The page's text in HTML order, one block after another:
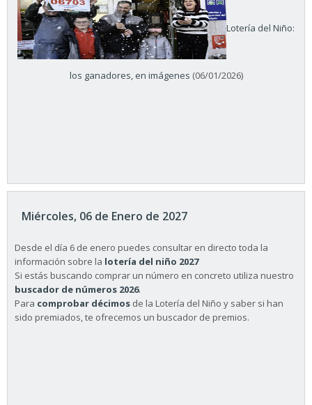
Lotería del Niño:
los ganadores, en imágenes (06/01/2026)
Miércoles, 06 de Enero de 2027
Desde el día 6 de enero puedes consultar en directo toda la
información sobre la lotería del niño 2027
Si estás buscando comprar un número en concreto utiliza nuestro
buscador de números 2026.
Para comprobar décimos de la Lotería del Niño y saber si han
sido premiados, te ofrecemos un buscador de premios.